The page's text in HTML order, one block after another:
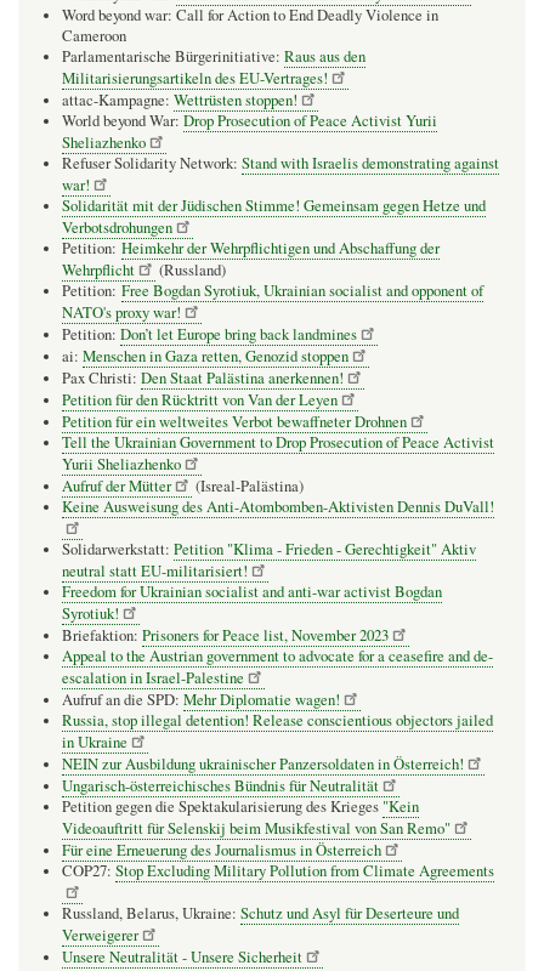
Word beyond war: Call for Action to End Deadly Violence in
Cameroon
Parlamentarische Bürgerinitiative: Raus aus den
Militarisierungsartikeln des EU-Vertrages!
attac-Kampagne: Wettrüsten stoppen!
World beyond War: Drop Prosecution of Peace Activist Yurii
Sheliazhenko
Refuser Solidarity Network: Stand with Israelis demonstrating against
war!
Solidarität mit der Jüdischen Stimme! Gemeinsam gegen Hetze und
Verbotsdrohungen
Petition: Heimkehr der Wehrpflichtigen und Abschaffung der
Wehrpflicht
(Russland)
Petition: Free Bogdan Syrotiuk, Ukrainian socialist and opponent of
NATO's proxy war!
Petition: Don’t let Europe bring back landmines
ai: Menschen in Gaza retten, Genozid stoppen
Pax Christi: Den Staat Palästina anerkennen!
Petition für den Rücktritt von Van der Leyen
Petition für ein weltweites Verbot bewaffneter Drohnen
Tell the Ukrainian Government to Drop Prosecution of Peace Activist
Yurii Sheliazhenko
Aufruf der Mütter
(Isreal-Palästina)
Keine Ausweisung des Anti-Atombomben-Aktivisten Dennis DuVall!
Solidarwerkstatt: Petition "Klima - Frieden - Gerechtigkeit" Aktiv
neutral statt EU-militarisiert!
Freedom for Ukrainian socialist and anti-war activist Bogdan
Syrotiuk!
Briefaktion: Prisoners for Peace list, November 2023
Appeal to the Austrian government to advocate for a ceasefire and de-
escalation in Israel-Palestine
Aufruf an die SPD: Mehr Diplomatie wagen!
Russia, stop illegal detention! Release conscientious objectors jailed
in Ukraine
NEIN zur Ausbildung ukrainischer Panzersoldaten in Österreich!
Ungarisch-österreichisches Bündnis für Neutralität
Petition gegen die Spektakularisierung des Krieges "Kein
Videoauftritt für Selenskij beim Musikfestival von San Remo"
Für eine Erneuerung des Journalismus in Österreich
COP27: Stop Excluding Military Pollution from Climate Agreements
Russland, Belarus, Ukraine: Schutz und Asyl für Deserteure und
Verweigerer
Unsere Neutralität - Unsere Sicherheit